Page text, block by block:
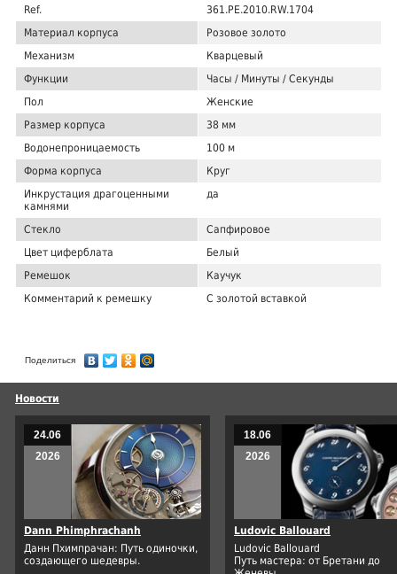
Ref.
361.PE.2010.RW.1704
Материал корпуса
Розовое золото
Механизм
Кварцевый
Функции
Часы / Минуты / Секунды
Пол
Женские
Размер корпуса
38 мм
Водонепроницаемость
100 м
Форма корпуса
Круг
Инкрустация драгоценными
камнями
да
Стекло
Сапфировое
Цвет циферблата
Белый
Ремешок
Каучук
Комментарий к ремешку
С золотой вставкой
Поделиться
Новости
24.06
2026
Dann Phimphrachanh
Данн Пхимпрачан: Путь одиночки,
создающего шедевры.
18.06
2026
Ludovic Ballouard
Ludovic Ballouard
Путь мастера: от Бретани до